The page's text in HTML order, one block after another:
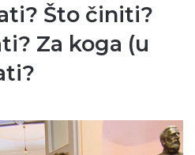
Što činiti?
Za koga (u